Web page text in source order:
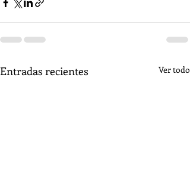
Entradas recientes Ver todo